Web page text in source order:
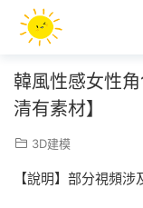
韓風性感女性
清有素材】
3D建模
【說明】部分視頻